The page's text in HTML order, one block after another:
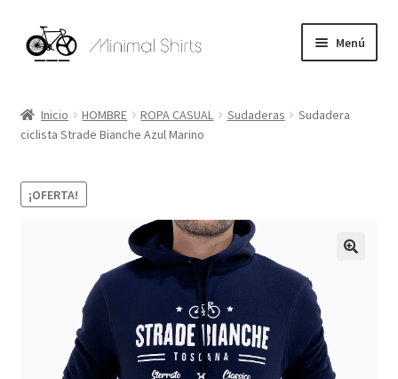
aal
Menú
MUJER
ACCESORIOS
hijo
Inicio HOMBRE ROPA CASUAL Sudaderas
Sudadera
ciclista Strade Bianche Azul Marino
¡OFERTA!